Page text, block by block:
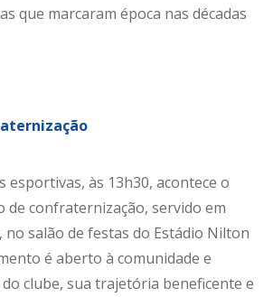
que marcaram época nas décadas
esportivas, às 13h30, acontece o
de confraternização, servido em
salão de festas do Estádio Nilton
é aberto à comunidade e
clube, sua trajetória beneficente e